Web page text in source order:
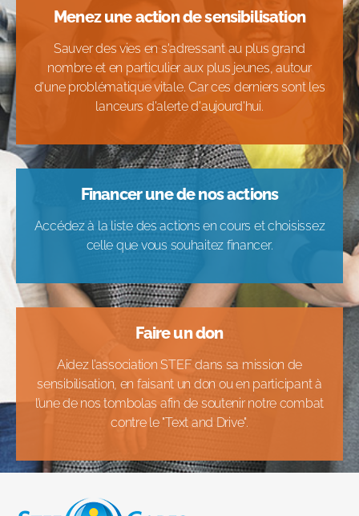
Menez une action de sensibilisation
Sauver des vies en s'adressant au plus grand
nombre et en particulier aux plus jeunes, autour
d'une problématique vitale. Car ces derniers sont les
lanceurs d'alerte d'aujourd'hui.
Financer une de nos actions
Accédez à la liste des actions en cours et choisissez
celle que vous souhaitez financer.
Faire un don
Aidez l’association STEF dans sa mission de
sensibilisation, en faisant un don ou en participant à
l’une de nos tombolas afin de soutenir notre combat
contre le "Text and Drive".